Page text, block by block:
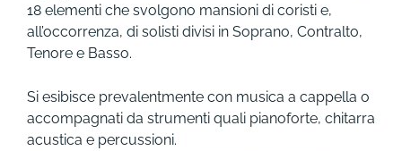
18 elementi che svolgono mansioni di coristi e,
all’occorrenza, di solisti divisi in Soprano, Contralto,
Tenore e Basso.
Si esibisce prevalentmente con musica a cappella o
accompagnati da strumenti quali pianoforte, chitarra
acustica e percussioni.